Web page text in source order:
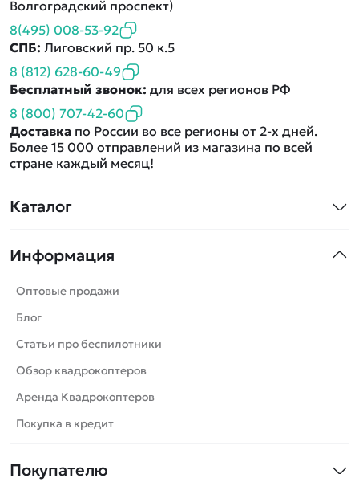
Каталог
Машинки
Танки
Вертолеты
Катера
Роботы
Самолеты
Сборные модели
Спецтехника
Информация
Оптовые продажи
Блог
Статьи про беспилотники
Обзор квадрокоптеров
Аренда Квадрокоптеров
Покупка в кредит
Покупателю
Волгоградский проспект)
8(495) 008-53-92
СПБ: Лиговский пр. 50 к.5
8 (812) 628-60-49
Бесплатный звонок: для всех регионов РФ
8 (800) 707-42-60
Доставка по России во все регионы от 2-х дней.
Более 15 000 отправлений из магазина по всей
стране каждый месяц!